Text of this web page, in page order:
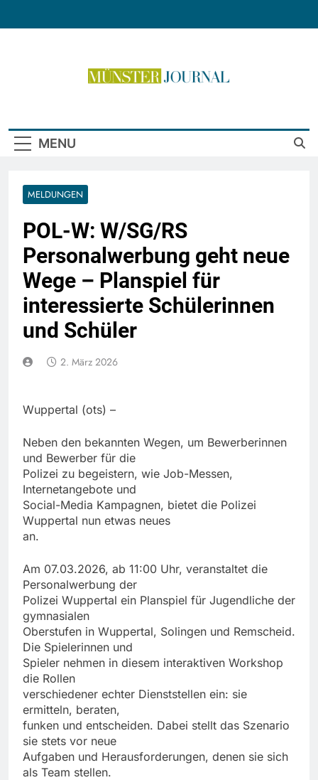
MENU
MELDUNGEN
POL-W: W/SG/RS
Personalwerbung geht neue
Wege – Planspiel für
interessierte Schülerinnen
und Schüler
2. März 2026
Wuppertal (ots) –
Neben den bekannten Wegen, um Bewerberinnen
und Bewerber für die
Polizei zu begeistern, wie Job-Messen,
Internetangebote und
Social-Media Kampagnen, bietet die Polizei
Wuppertal nun etwas neues
an.
Am 07.03.2026, ab 11:00 Uhr, veranstaltet die
Personalwerbung der
Polizei Wuppertal ein Planspiel für Jugendliche der
gymnasialen
Oberstufen in Wuppertal, Solingen und Remscheid.
Die Spielerinnen und
Spieler nehmen in diesem interaktiven Workshop
die Rollen
verschiedener echter Dienststellen ein: sie
ermitteln, beraten,
funken und entscheiden. Dabei stellt das Szenario
sie stets vor neue
Aufgaben und Herausforderungen, denen sie sich
als Team stellen.